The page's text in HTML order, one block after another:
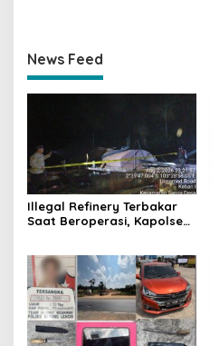
News Feed
Illegal Refinery Terbakar
Saat Beroperasi, Kapolsek
Pencegahan Terus
Dilakukan